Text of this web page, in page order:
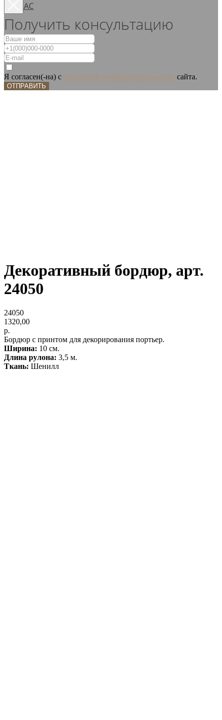
О НАС
Получить консультацию
Я согласен(-на) с политикой конфиденциальности сайта.
ОТПРАВИТЬ
Декоративный бордюр, арт.
24050
24050
1320,00
р.
Бордюр с принтом для декорирования портьер.
Ширина: 10 см.
Длина рулона: 3,5 м.
Ткань: Шенилл